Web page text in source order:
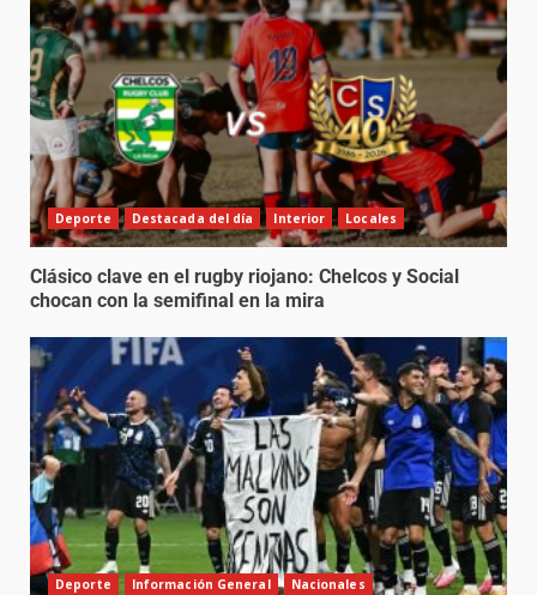
Deporte Destacada del día Interior Locales
Clásico clave en el rugby riojano: Chelcos y Social
chocan con la semifinal en la mira
Deporte Información General Nacionales